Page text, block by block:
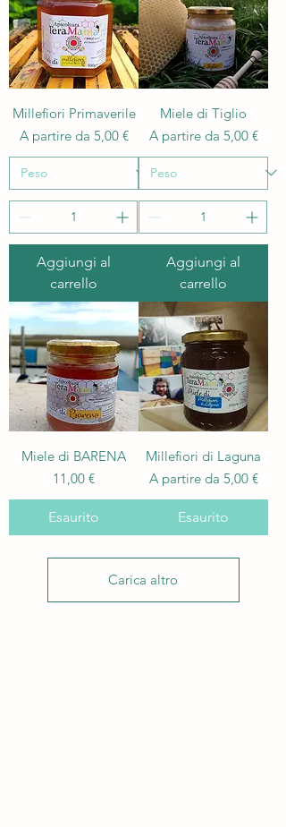
Millefiori Primaverile
A partire da 5,00 €
Prezzo scontato
Aggiungi al
carrello
Miele di Tiglio
A partire da 5,00 €
Prezzo scontato
Aggiungi al
carrello
Miele di BARENA
Prezzo
11,00 €
Esaurito
Millefiori di Laguna
A partire da 5,00 €
Prezzo scontato
Esaurito
Carica altro